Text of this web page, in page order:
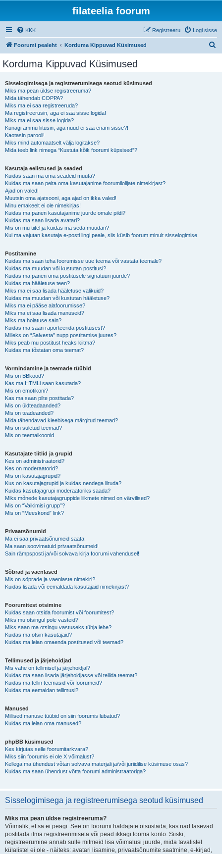
filateelia foorum
KKK Logi sisse
Registreeru
Foorumi pealeht Korduma Kippuvad Küsimused
Korduma Kippuvad Küsimused
Sisselogimisega ja registreerumisega seotud küsimused
Miks ma pean üldse registreeruma?
Mida tähendab COPPA?
Miks ma ei saa registreeruda?
Ma registreerusin, aga ei saa sisse logida!
Miks ma ei saa sisse logida?
Kunagi ammu liitusin, aga nüüd ei saa enam sisse?!
Kaotasin parooli!
Miks mind automaatselt välja logitakse?
Mida teeb link nimega “Kustuta kõik foorumi küpsised”?
Kasutaja eelistused ja seaded
Kuidas saan ma oma seadeid muuta?
Kuidas ma saan peita oma kasutajanime foorumilolijate nimekirjast?
Ajad on valed!
Muutsin oma ajatsooni, aga ajad on ikka valed!
Minu emakeelt ei ole nimekirjas!
Kuidas ma panen kasutajanime juurde omale pildi?
Kuidas ma saan lisada avatari?
Mis on mu tiitel ja kuidas ma seda muudan?
Kui ma vajutan kasutaja e-posti lingi peale, siis küsib foorum minult sisselogimise.
Postitamine
Kuidas ma saan teha foorumisse uue teema või vastata teemale?
Kuidas ma muudan või kustutan postitusi?
Kuidas ma panen oma postitusele signatuuri juurde?
Kuidas ma hääletuse teen?
Miks ma ei saa lisada hääletuse valikuid?
Kuidas ma muudan või kustutan hääletuse?
Miks ma ei pääse alafoorumisse?
Miks ma ei saa lisada manuseid?
Miks ma hoiatuse sain?
Kuidas ma saan raporteerida postitusest?
Milleks on “Salvesta” nupp postitamise juures?
Miks peab mu postitust heaks kiitma?
Kuidas ma tõstatan oma teemat?
Vormindamine ja teemade tüübid
Mis on BBkood?
Kas ma HTMLi saan kasutada?
Mis on emotikoni?
Kas ma saan pilte postitada?
Mis on üldteadaanded?
Mis on teadeanded?
Mida tähendavad kleebisega märgitud teemad?
Mis on suletud teemad?
Mis on teemaikoonid
Kasutajate tiitlid ja grupid
Kes on administraatorid?
Kes on moderaatorid?
Mis on kasutajagrupid?
Kus on kasutajagrupid ja kuidas nendega liituda?
Kuidas kasutajagrupi moderaatoriks saada?
Miks mõnede kasutajagruppide liikmete nimed on värvilised?
Mis on “Vaikimisi grupp”?
Mis on “Meeskond” link?
Privaatsõnumid
Ma ei saa privaatsõnumeid saata!
Ma saan soovimatuid privaatsõnumeid!
Sain rämpsposti ja/või solvava kirja foorumi vahendusel!
Sõbrad ja vaenlased
Mis on sõprade ja vaenlaste nimekiri?
Kuidas lisada või eemaldada kasutajaid nimekirjast?
Foorumitest otsimine
Kuidas saan otsida foorumist või foorumitest?
Miks mu otsingul pole vasteid?
Miks saan ma otsingu vastuseks tühja lehe?
Kuidas ma otsin kasutajaid?
Kuidas ma leian omaenda postitused või teemad?
Tellimused ja järjehoidjad
Mis vahe on tellimisel ja järjehoidjal?
Kuidas ma saan lisada järjehoidjasse või tellida teemat?
Kuidas ma tellin teemasid või foorumeid?
Kuidas ma eemaldan tellimusi?
Manused
Millised manuse tüübid on siin foorumis lubatud?
Kuidas ma leian oma manused?
phpBB küsimused
Kes kirjutas selle foorumitarkvara?
Miks siin foorumis ei ole X võimalust?
Kellega ma ühendust võtan solvava materjali ja/või juriidilise küsimuse osas?
Kuidas ma saan ühendust võtta foorumi administraatoriga?
Sisselogimisega ja registreerumisega seotud küsimused
Miks ma pean üldse registreeruma?
Võimalik, et sa ei peagi. See on foorumi haldajate otsustada, kas nad lasevad
postitada ilma registreerimiseta või pead ikkagi looma konto. Siiski;
registreerumine annab sulle mitmeid lisa võimalusi juurde, mida tavalistel
külalistel ei ole - näiteks: avatari lisamine, privaatsõnumite saatmine, e-kirjad,